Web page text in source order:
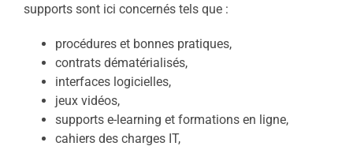
supports sont ici concernés tels que :
procédures et bonnes pratiques,
contrats dématérialisés,
interfaces logicielles,
jeux vidéos,
supports e-learning et formations en ligne,
cahiers des charges IT,